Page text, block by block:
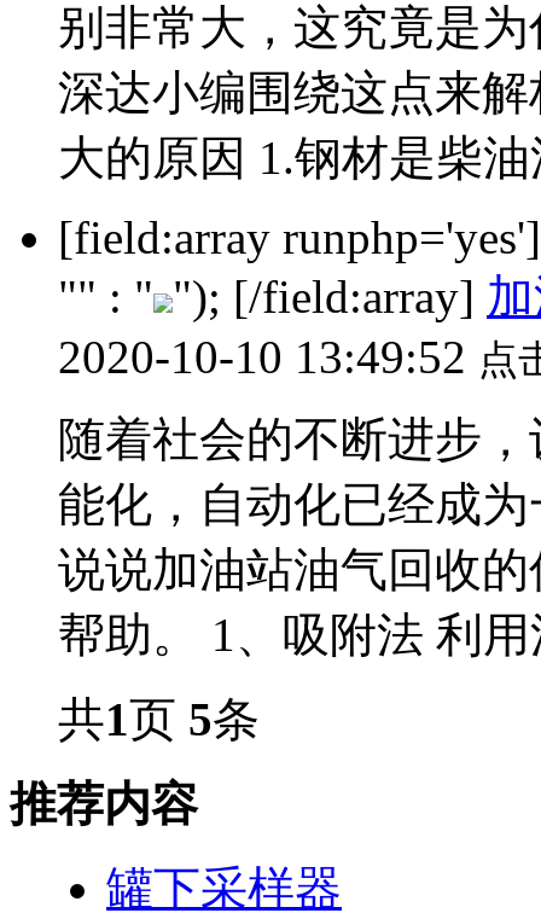
别非常大，这究竟是
深达小编围绕这点来
大的原因 1.钢材是柴
[field:array
"" : " "); [/field:array]
2020-10-10 13:49:52 点
随着社会的不断进步
能化，自动化已经成
说说加油站油气回收
帮助。 1、吸附法 利
共1页 5条
推荐内容
罐下采样器